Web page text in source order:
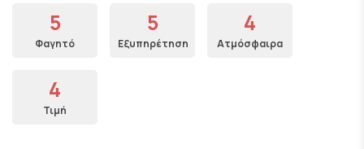
5
Φαγητό
5
Εξυπηρέτηση
4
Ατμόσφαιρα
4
Τιμή